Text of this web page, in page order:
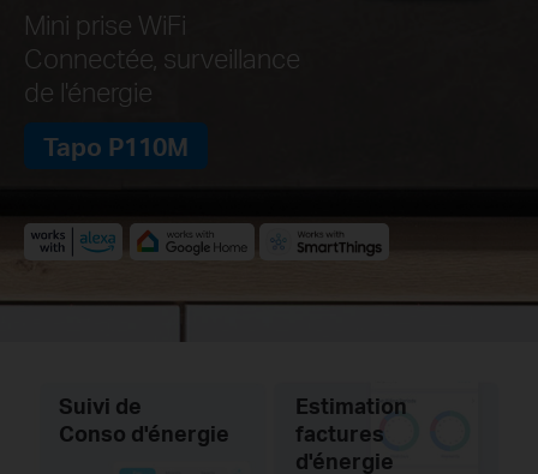
Mini prise WiFi
Connectée, surveillance
de l'énergie
Tapo P110M
Suivi de
Conso d'énergie
Estimation
factures
d'énergie